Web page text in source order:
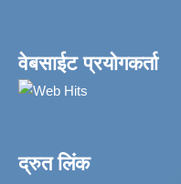
वेबसाईट प्रयोगकर्ता
द्रुत लिंक